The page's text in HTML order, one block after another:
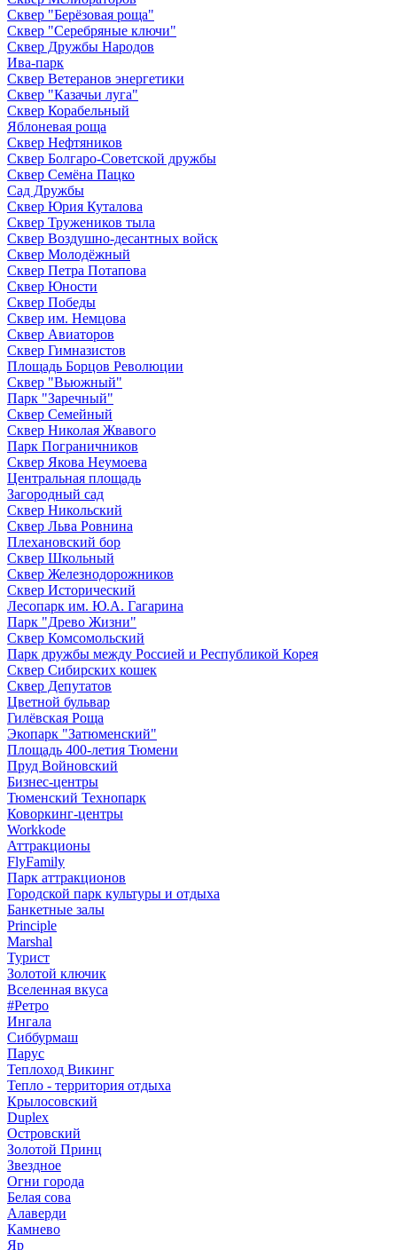
Сквер "Берёзовая роща"
Сквер "Серебряные ключи"
Сквер Дружбы Народов
Ива-парк
Сквер Ветеранов энергетики
Сквер "Казачьи луга"
Сквер Корабельный
Яблоневая роща
Сквер Нефтяников
Сквер Болгаро-Советской дружбы
Сквер Семёна Пацко
Сад Дружбы
Сквер Юрия Куталова
Сквер Тружеников тыла
Сквер Воздушно-десантных войск
Сквер Молодёжный
Сквер Петра Потапова
Сквер Юности
Сквер Победы
Сквер им. Немцова
Сквер Авиаторов
Сквер Гимназистов
Площадь Борцов Революции
Сквер "Вьюжный"
Парк "Заречный"
Сквер Семейный
Сквер Николая Жвавого
Парк Пограничников
Сквер Якова Неумоева
Центральная площадь
Загородный сад
Сквер Никольский
Сквер Льва Ровнина
Плехановский бор
Сквер Школьный
Сквер Железнодорожников
Сквер Исторический
Лесопарк им. Ю.А. Гагарина
Парк "Древо Жизни"
Сквер Комсомольский
Парк дружбы между Россией и Республикой Корея
Сквер Сибирских кошек
Сквер Депутатов
Цветной бульвар
Гилёвская Роща
Экопарк "Затюменский"
Площадь 400-летия Тюмени
Пруд Войновский
Бизнес-центры
Тюменский Технопарк
Коворкинг-центры
Workkode
Аттракционы
FlyFamily
Парк аттракционов
Городской парк культуры и отдыха
Банкетные залы
Principle
Marshal
Турист
Золотой ключик
Вселенная вкуса
#Ретро
Ингала
Сиббурмаш
Парус
Теплоход Викинг
Тепло - территория отдыха
Крылосовский
Duplex
Островский
Золотой Принц
Звездное
Огни города
Белая сова
Алаверди
Камнево
Яр